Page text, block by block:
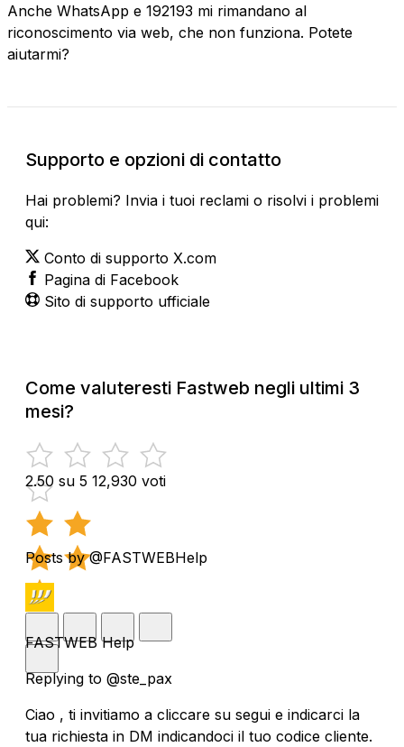
Anche WhatsApp e 192193 mi rimandano al
riconoscimento via web, che non funziona. Potete
aiutarmi?
Supporto e opzioni di contatto
Hai problemi? Invia i tuoi reclami o risolvi i problemi
qui:
Conto di supporto X.com
Pagina di Facebook
Sito di supporto ufficiale
Come valuteresti Fastweb negli ultimi 3
mesi?
2.50 su 5 12,930 voti
Posts by @FASTWEBHelp
FASTWEB Help
Replying to @ste_pax
Ciao , ti invitiamo a cliccare su segui e indicarci la
tua richiesta in DM indicandoci il tuo codice cliente.